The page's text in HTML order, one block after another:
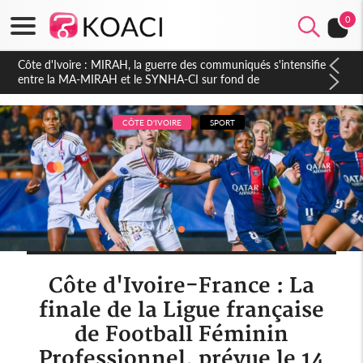
0
Côte d'Ivoire : Indépendance 2026, Thiam plaide pour un
environnement démocratique plus apaisé
CÔTE D'IVOIRE SPORT
Côte d'Ivoire-France : La
finale de la Ligue française
de Football Féminin